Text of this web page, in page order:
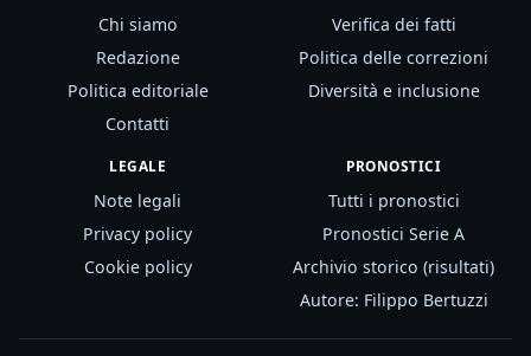
Chi siamo
Redazione
Politica editoriale
Contatti
Verifica dei fatti
Politica delle correzioni
Diversità e inclusione
LEGALE
Note legali
Privacy policy
Cookie policy
PRONOSTICI
Tutti i pronostici
Pronostici Serie A
Archivio storico (risultati)
Autore: Filippo Bertuzzi